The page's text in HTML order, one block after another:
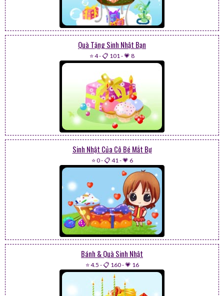
Quà Tặng Sinh Nhật Bạn
⭐ 4-📋 101-💗 8
Sinh Nhật Của Cô Bé Mắt Bự
⭐ 0-📋 41-💗 6
Bánh & Quà Sinh Nhật
⭐ 4.5 -📋 160-💗 16